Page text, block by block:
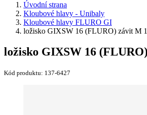
Úvodní strana
Kloubové hlavy - Unibaly
Kloubové hlavy FLURO GI
ložisko GIXSW 16 (FLURO) závit M
ložisko GIXSW 16
Kód produktu: 137-6427